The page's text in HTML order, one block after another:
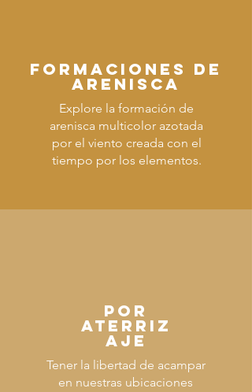
FORMACIONES DE
ARENISCA
Explore la formación de
arenisca multicolor azotada
por el viento creada con el
tiempo por los elementos.
POR
ATERRIZ
AJE
Tener la libertad de acampar
en nuestras ubicaciones